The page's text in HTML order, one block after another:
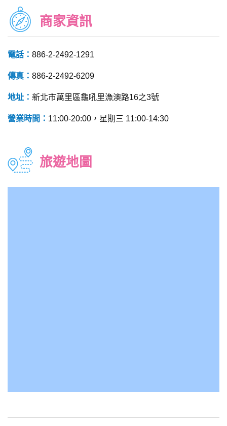
商家資訊
電話： 886-2-2492-1291
傳真： 886-2-2492-6209
地址： 新北市萬里區龜吼里漁澳路16之3號
營業時間： 11:00-20:00，星期三 11:00-14:30
旅遊地圖